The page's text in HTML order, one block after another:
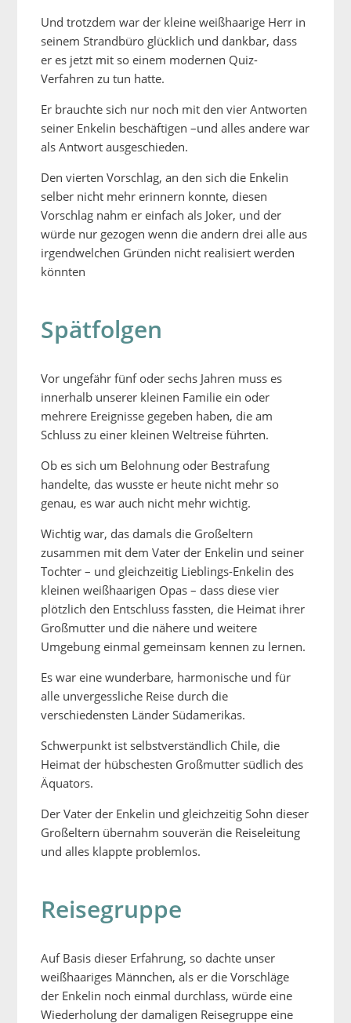
Und trotzdem war der kleine weißhaarige Herr in
seinem Strandbüro glücklich und dankbar, dass
er es jetzt mit so einem modernen Quiz-
Verfahren zu tun hatte.
Er brauchte sich nur noch mit den vier Antworten
seiner Enkelin beschäftigen –und alles andere war
als Antwort ausgeschieden.
Den vierten Vorschlag, an den sich die Enkelin
selber nicht mehr erinnern konnte, diesen
Vorschlag nahm er einfach als Joker, und der
würde nur gezogen wenn die andern drei alle aus
irgendwelchen Gründen nicht realisiert werden
könnten
Spätfolgen
Vor ungefähr fünf oder sechs Jahren muss es
innerhalb unserer kleinen Familie ein oder
mehrere Ereignisse gegeben haben, die am
Schluss zu einer kleinen Weltreise führten.
Ob es sich um Belohnung oder Bestrafung
handelte, das wusste er heute nicht mehr so
genau, es war auch nicht mehr wichtig.
Wichtig war, das damals die Großeltern
zusammen mit dem Vater der Enkelin und seiner
Tochter – und gleichzeitig Lieblings-Enkelin des
kleinen weißhaarigen Opas – dass diese vier
plötzlich den Entschluss fassten, die Heimat ihrer
Großmutter und die nähere und weitere
Umgebung einmal gemeinsam kennen zu lernen.
Es war eine wunderbare, harmonische und für
alle unvergessliche Reise durch die
verschiedensten Länder Südamerikas.
Schwerpunkt ist selbstverständlich Chile, die
Heimat der hübschesten Großmutter südlich des
Äquators.
Der Vater der Enkelin und gleichzeitig Sohn dieser
Großeltern übernahm souverän die Reiseleitung
und alles klappte problemlos.
Reisegruppe
Auf Basis dieser Erfahrung, so dachte unser
weißhaariges Männchen, als er die Vorschläge
der Enkelin noch einmal durchlass, würde eine
Wiederholung der damaligen Reisegruppe eine